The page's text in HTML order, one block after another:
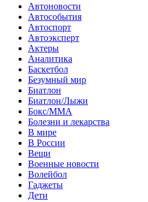
Автоновости
Автособытия
Автоспорт
Автоэксперт
Актеры
Аналитика
Баскетбол
Безумный мир
Биатлон
Биатлон/Лыжи
Бокс/MMA
Болезни и лекарства
В мире
В России
Вещи
Военные новости
Волейбол
Гаджеты
Дети